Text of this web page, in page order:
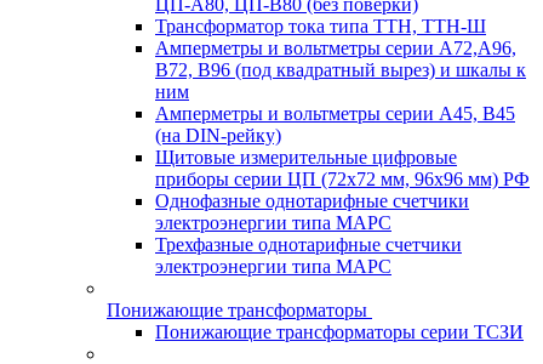
ЦП-А80, ЦП-В80 (без поверки)
Трансформатор тока типа ТТН, ТТН-Ш
Амперметры и вольтметры серии А72,А96,
В72, В96 (под квадратный вырез) и шкалы к
ним
Амперметры и вольтметры серии А45, В45
(на DIN-рейку)
Щитовые измерительные цифровые
приборы серии ЦП (72х72 мм, 96х96 мм) РФ
Однофазные однотарифные счетчики
электроэнергии типа МАРС
Трехфазные однотарифные счетчики
электроэнергии типа МАРС
Понижающие трансформаторы
Понижающие трансформаторы серии ТСЗИ